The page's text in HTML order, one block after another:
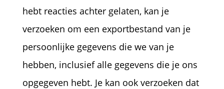
hebt reacties achter gelaten, kan je
verzoeken om een exportbestand van je
persoonlijke gegevens die we van je
hebben, inclusief alle gegevens die je ons
opgegeven hebt. Je kan ook verzoeken dat